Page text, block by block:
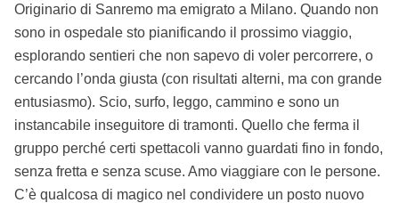
Originario di Sanremo ma emigrato a Milano. Quando non
sono in ospedale sto pianificando il prossimo viaggio,
esplorando sentieri che non sapevo di voler percorrere, o
cercando l’onda giusta (con risultati alterni, ma con grande
entusiasmo). Scio, surfo, leggo, cammino e sono un
instancabile inseguitore di tramonti. Quello che ferma il
gruppo perché certi spettacoli vanno guardati fino in fondo,
senza fretta e senza scuse. Amo viaggiare con le persone.
C’è qualcosa di magico nel condividere un posto nuovo